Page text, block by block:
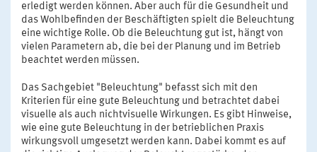
erledigt werden können. Aber auch für die Gesundheit und
das Wohlbefinden der Beschäftigten spielt die Beleuchtung
eine wichtige Rolle. Ob die Beleuchtung gut ist, hängt von
vielen Parametern ab, die bei der Planung und im Betrieb
beachtet werden müssen.
Das Sachgebiet "Beleuchtung" befasst sich mit den
Kriterien für eine gute Beleuchtung und betrachtet dabei
visuelle als auch nichtvisuelle Wirkungen. Es gibt Hinweise,
wie eine gute Beleuchtung in der betrieblichen Praxis
wirkungsvoll umgesetzt werden kann. Dabei kommt es auf